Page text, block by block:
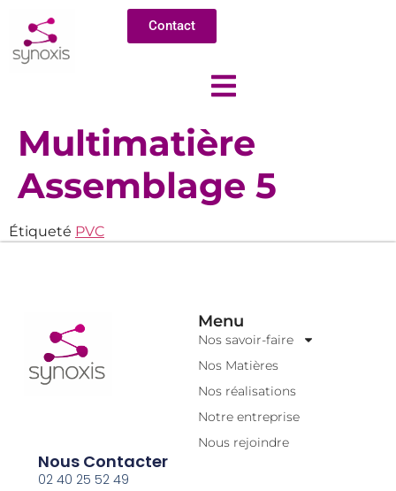
Contact
Multimatière
Assemblage 5
Étiqueté PVC
Menu
Nos savoir-faire
Nos Matières
Nos réalisations
Notre entreprise
Nous rejoindre
Nous Contacter
02 40 25 52 49